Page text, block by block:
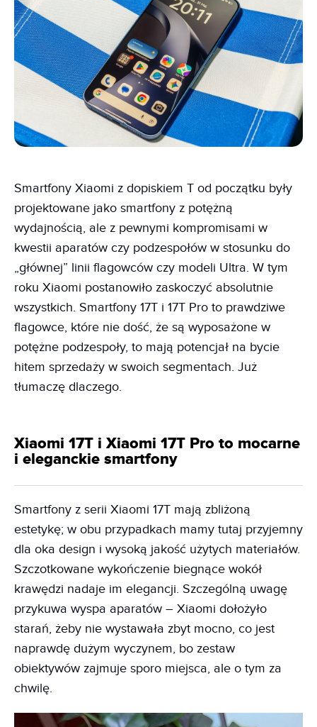
Smartfony Xiaomi z dopiskiem T od początku były
projektowane jako smartfony z potężną
wydajnością, ale z pewnymi kompromisami w
kwestii aparatów czy podzespołów w stosunku do
„głównej” linii flagowców czy modeli Ultra. W tym
roku Xiaomi postanowiło zaskoczyć absolutnie
wszystkich. Smartfony 17T i 17T Pro to prawdziwe
flagowce, które nie dość, że są wyposażone w
potężne podzespoły, to mają potencjał na bycie
hitem sprzedaży w swoich segmentach. Już
tłumaczę dlaczego.
Xiaomi 17T i Xiaomi 17T Pro to mocarne
i eleganckie smartfony
Smartfony z serii Xiaomi 17T mają zbliżoną
estetykę; w obu przypadkach mamy tutaj przyjemny
dla oka design i wysoką jakość użytych materiałów.
Szczotkowane wykończenie biegnące wokół
krawędzi nadaje im elegancji. Szczególną uwagę
przykuwa wyspa aparatów – Xiaomi dołożyło
starań, żeby nie wystawała zbyt mocno, co jest
naprawdę dużym wyczynem, bo zestaw
obiektywów zajmuje sporo miejsca, ale o tym za
chwilę.